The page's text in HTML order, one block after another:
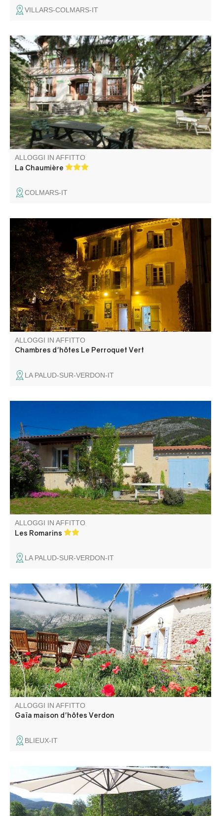
VILLARS-COLMARS-IT
Una casa di charme risalente all'inizio del XX secolo. Con
14 posti letto, è ideale per gruppi o sessioni di
formazione!
ALLOGGI IN AFFITTO
La Chaumière
COLMARS-IT
Christine e Olivier vi danno il benvenuto nel cuore del
villaggio di La Palud sur Verdon, in un edificio del XVIII
secolo.
ALLOGGI IN AFFITTO
Chambres d'hôtes Le Perroquet Vert
LA PALUD-SUR-VERDON-IT
Nel cuore delle Gole del Verdon, casa indipendente in una
zona tranquilla alla periferia del villaggio, immersa in un
giardino privato parzialmente recintato.
ALLOGGI IN AFFITTO
Les Romarins
LA PALUD-SUR-VERDON-IT
La pensione Gaïa, situata nel cuore del grazioso villaggio
di Blieux, è arroccata su uno sperone roccioso di fronte
alle montagne. La vista è incantevole e la tranquillità
assoluta! Benvenuti agli amanti della natura!
ALLOGGI IN AFFITTO
Gaïa maison d'hôtes Verdon
BLIEUX-IT
Nel cuore della campagna, un affascinante gîte in una
casa indipendente ristrutturata con un'altra piccola
abitazione permanente al piano superiore. L'alloggio